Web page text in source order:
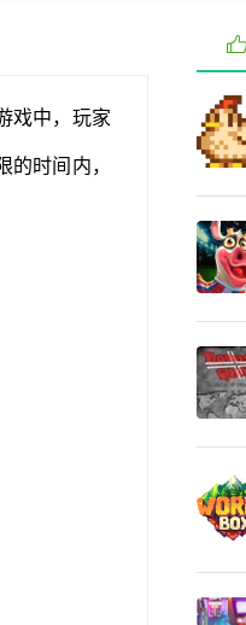
戏中，玩家
时间内，